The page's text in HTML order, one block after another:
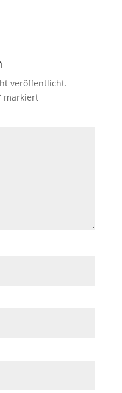
veröffentlicht.
markiert